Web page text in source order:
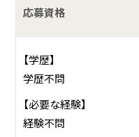
応募資格
【学歴】
学歴不問
【必要な経験】
経験不問